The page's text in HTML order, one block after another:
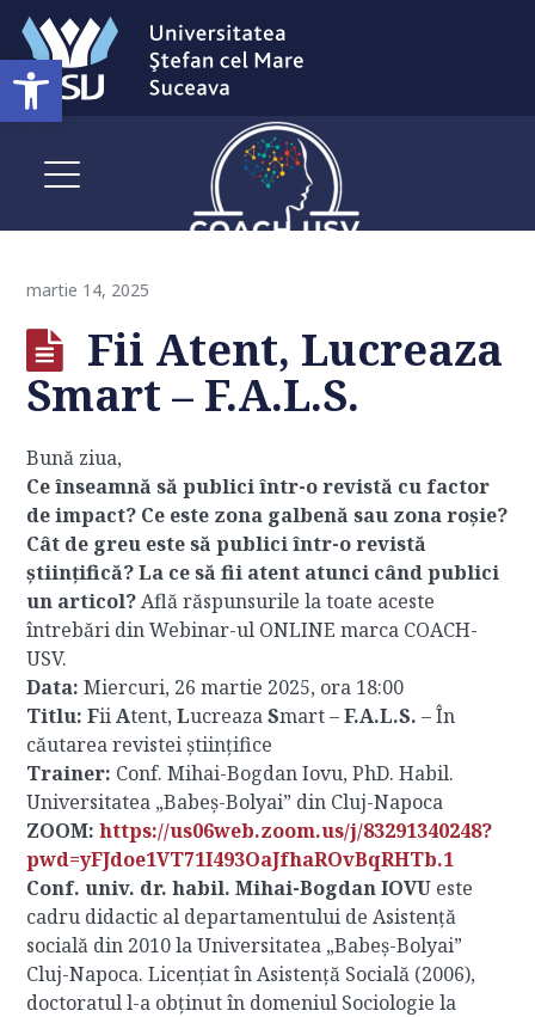
Deschide bara de unelte
martie 14, 2025
Fii Atent, Lucreaza
Smart – F.A.L.S.
Bună ziua,
Ce înseamnă să publici într-o revistă cu factor
de impact? Ce este zona galbenă sau zona roșie?
Cât de greu este să publici într-o revistă
științifică? La ce să fii atent atunci când publici
un articol?Află răspunsurile la toate aceste
întrebări din Webinar-ul ONLINE marca COACH-
USV.
Data:Miercuri, 26 martie 2025, ora 18:00
Titlu: FiiAtent,LucreazaSmart –F.A.L.S. – În
căutarea revistei științifice
Trainer: Conf. Mihai-Bogdan Iovu, PhD. Habil.
Universitatea „Babeș-Bolyai” din Cluj-Napoca
ZOOM:https://us06web.zoom.us/j/83291340248?
pwd=yFJdoe1VT71I493OaJfhaROvBqRHTb.1
Conf. univ. dr. habil. Mihai-Bogdan IOVU este
cadru didactic al departamentului de Asistență
socială din 2010 la Universitatea „Babeș-Bolyai”
Cluj-Napoca. Licențiat în Asistență Socială (2006),
doctoratul l-a obținut în domeniul Sociologie la